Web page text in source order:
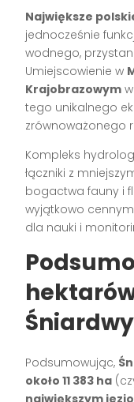
Największe
jednocześnie
wodnego,
Umiejscowienie w
Krajobrazowym
tego unikalnego
zrównoważonego
Kompleks
łączniki z
bogactwa fauny i
wyjątkowo
dla nauki i
Podsumowując,
około 11 383 ha
największym